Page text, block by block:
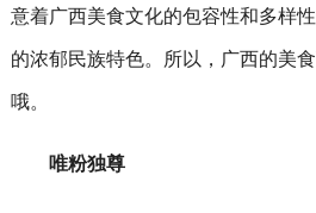
意着广西美食文化的包容性和多样
的浓郁民族特色。所以，广西的美
哦。
唯粉独尊